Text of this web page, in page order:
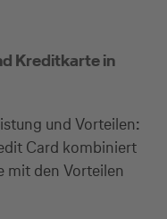
Kreditkarte in
und Vorteilen:
Card kombiniert
mit den Vorteilen